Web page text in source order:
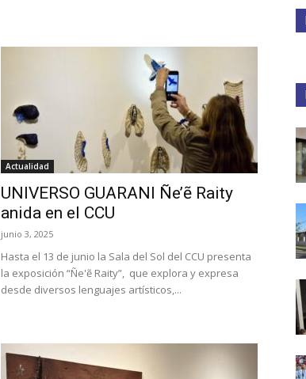
Unne
Actualidad
UNIVERSO GUARANI Ñe’ẽ Raity
anida en el CCU
junio 3, 2025
Hasta el 13 de junio la Sala del Sol del CCU presenta
la exposición “Ñe'ẽ Raity”, que explora y expresa
desde diversos lenguajes artísticos,...